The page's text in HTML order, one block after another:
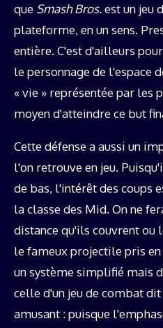
que Smash Bros.est un jeu
plateforme, en un sens.
entière. C'est d'ailleurs
le personnage de l'espace
« vie » représentée par les
moyen d'atteindre ce but
Cette défense a aussi un
l'on retrouve en jeu.
de bas, l'intérêt des coups
la classe des Mid. On ne
distance qu'ils couvrent ou
le fameux projectile pris
un système simplifié mais
celle d'un jeu de combat dit
amusant : puisque